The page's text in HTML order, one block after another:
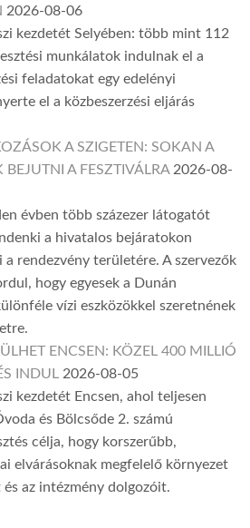
2026-08-06
kezdetét Selyében: több mint 112
munkálatok indulnak el a
feladatokat egy edelényi
el a közbeszerzési eljárás
A SZIGETEN: SOKAN A
A FESZTIVÁLRA 2026-08-
évben több százezer látogatót
a hivatalos bejáratokon
rendezvény területére. A szervezők
hogy egyesek a Dunán
vízi eszközökkel szeretnének
ENCSEN: KÖZEL 400 MILLIÓ
INDUL 2026-08-05
kezdetét Encsen, ahol teljesen
és Bölcsőde 2. számú
célja, hogy korszerűbb,
elvárásoknak megfelelő környezet
az intézmény dolgozóit.